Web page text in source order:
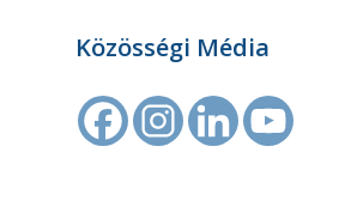
Közösségi Média